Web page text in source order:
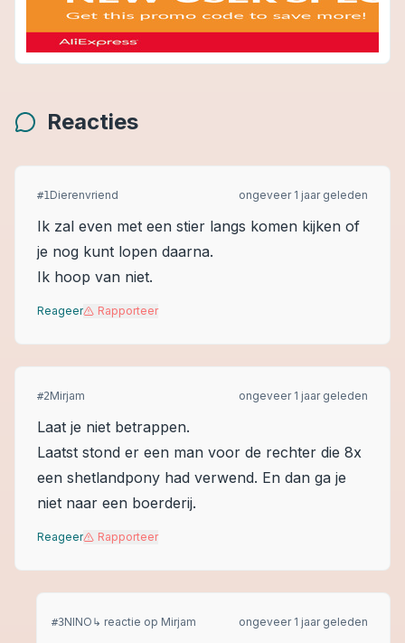
Reacties
#1Dierenvriend ongeveer 1 jaar geleden
Ik zal even met een stier langs komen kijken of
je nog kunt lopen daarna.
Ik hoop van niet.
Reageer Rapporteer
#2Mirjam ongeveer 1 jaar geleden
Laat je niet betrappen.
Laatst stond er een man voor de rechter die 8x
een shetlandpony had verwend. En dan ga je
niet naar een boerderij.
Reageer Rapporteer
#3NINO ↳ reactie op Mirjam ongeveer 1 jaar geleden